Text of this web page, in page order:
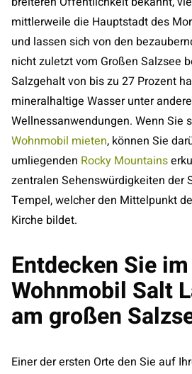
mittlerweile die Hauptstadt des
und lassen sich von den
nicht zuletzt vom Großen Salzsee
Salzgehalt von bis zu 27 Prozent
mineralhaltige Wasser unter
Wellnessanwendungen. Wenn Sie
Wohnmobil mieten, können Sie
umliegenden Rocky Mountains
zentralen Sehenswürdigkeiten der
Tempel, welcher den Mittelpunkt
Kirche bildet.
Entdecken Sie im
Wohnmobil Salt
am großen
Einer der ersten Orte den Sie auf